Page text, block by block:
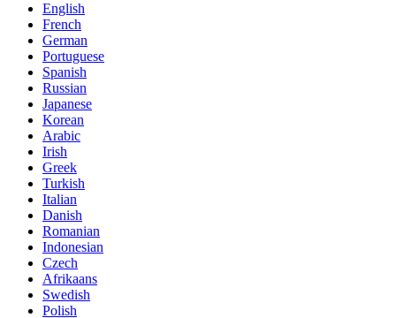
English
French
German
Portuguese
Spanish
Russian
Japanese
Korean
Arabic
Irish
Greek
Turkish
Italian
Danish
Romanian
Indonesian
Czech
Afrikaans
Swedish
Polish